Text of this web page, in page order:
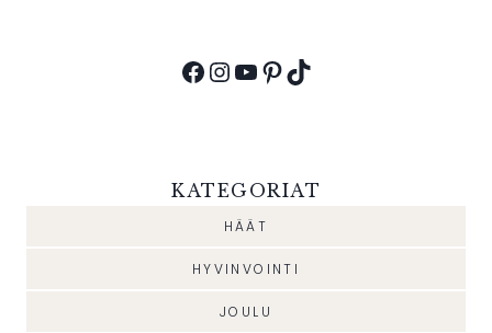
Facebook
Instagram
YouTube
Pinterest
TikTok
KATEGORIAT
HÄÄT
HYVINVOINTI
JOULU